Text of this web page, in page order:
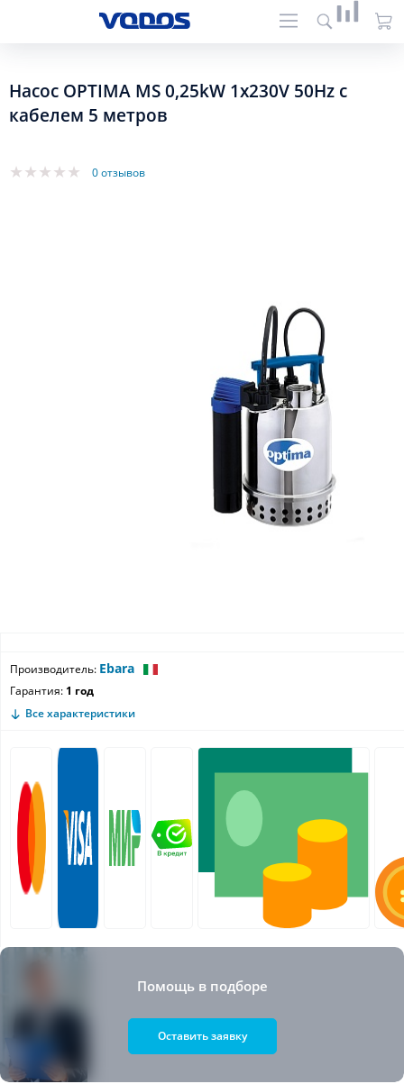
Насос OPTIMA MS 0,25kW 1x230V 50Hz c
кабелем 5 метров
0 отзывов
Производитель: Ebara
Гарантия: 1 год
Все характеристики
Помощь в подборе
Оставить заявку